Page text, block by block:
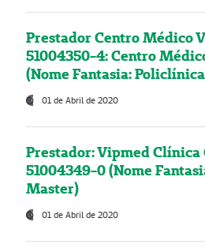
Prestador Centro Médico
51004350-4: Centro
(Nome Fantasia:
01 de Abril de 2020
Prestador: Vipmed Clínica
51004349-0 (Nome
Master)
01 de Abril de 2020